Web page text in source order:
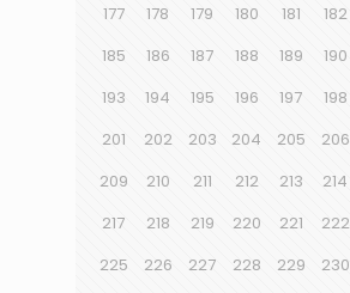
177
178 179 180 181 182
185
186 187 188 189 190
193
194 195 196 197 198
201
202 203 204 205 206
209
210 211 212 213 214
217
218 219 220 221 222
225
226 227 228 229 230